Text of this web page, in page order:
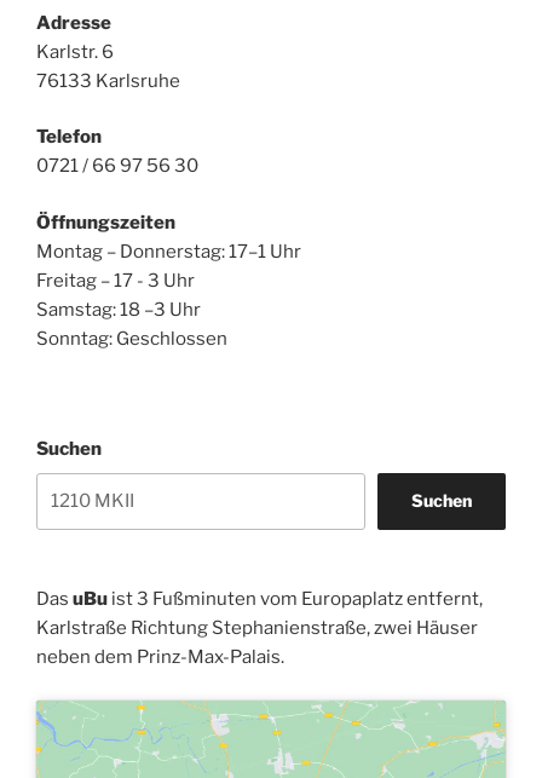
Adresse
Karlstr. 6
76133 Karlsruhe
Telefon
0721 / 66 97 56 30
Öffnungszeiten
Montag – Donnerstag: 17–1 Uhr
Freitag – 17 - 3 Uhr
Samstag: 18 –3 Uhr
Sonntag: Geschlossen
Suchen
Suchen
Das uBu ist 3 Fußminuten vom Europaplatz entfernt,
Karlstraße Richtung Stephanienstraße, zwei Häuser
neben dem Prinz-Max-Palais.